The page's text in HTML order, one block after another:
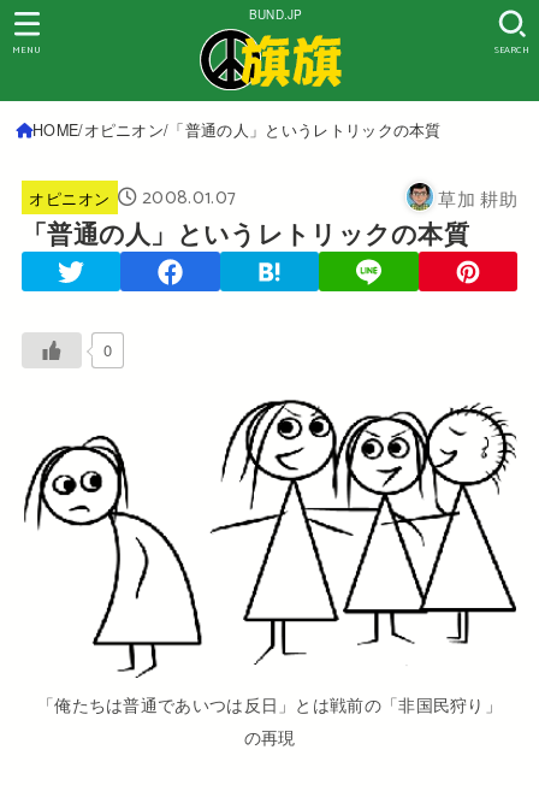
BUND.JP
SEARCH
MENU
HOME オピニオン 「普通の人」というレトリックの本質
オピニオン 2008.01.07 草加 耕助
「普通の人」というレトリックの本質
0
「俺たちは普通であいつは反日」とは戦前の「非国民狩り」
の再現